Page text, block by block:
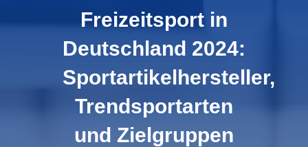
Freizeitsport in
Deutschland 2024:
Sportartikelhersteller,
Trendsportarten
und Zielgruppen